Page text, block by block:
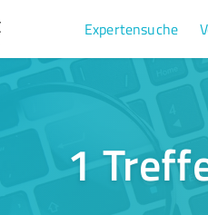
Expertensuche
1